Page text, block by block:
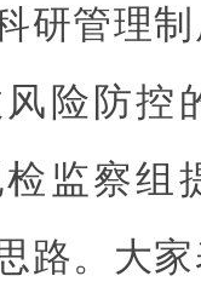
研管理
险防控
监察组
路。大